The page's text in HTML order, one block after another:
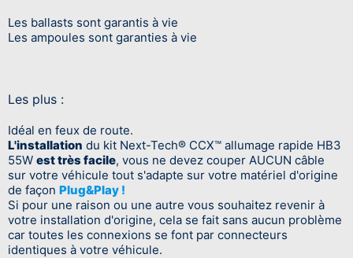
Les ballasts sont garantis à vie
Les ampoules sont garanties à vie
Les plus :
Idéal en feux de route.
L'installation du kit Next-Tech® CCX™ allumage rapide HB3
55W est très facile, vous ne devez couper AUCUN câble
sur votre véhicule tout s'adapte sur votre matériel d'origine
de façon Plug&Play !
Si pour une raison ou une autre vous souhaitez revenir à
votre installation d'origine, cela se fait sans aucun problème
car toutes les connexions se font par connecteurs
identiques à votre véhicule.